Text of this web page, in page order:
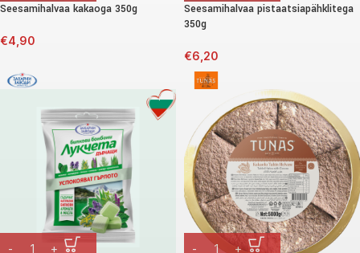
Seesamihalvaa kakaoga 350g
€4,90
Seesamihalvaa pistaatsiapähklitega
350g
€6,20